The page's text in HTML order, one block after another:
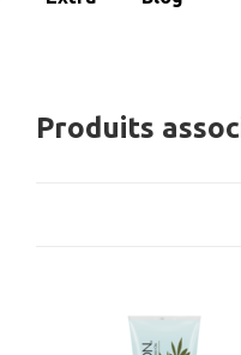
Produits